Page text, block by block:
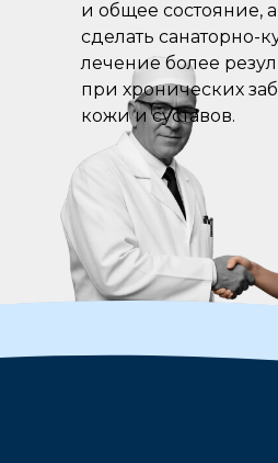
и общее состояние,
сделать санаторно-
лечение более
при хронических
кожи и суставов.